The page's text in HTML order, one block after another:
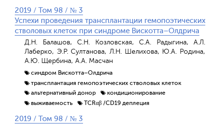
2019 / Том 98 / № 3
Успехи проведения трансплантации гемопоэтических
стволовых клеток при синдроме Вискотта–Олдрича
Д.Н. Балашов, С.Н. Козловская, С.А. Радыгина, А.Л.
Лаберко, Э.Р. Султанова, Л.Н. Шелихова, Ю.А. Родина,
А.Ю. Щербина, А.А. Масчан
синдром Вискотта–Олдрича
трансплантация гемопоэтических стволовых клеток
альтернативный донор
кондиционирование
выживаемость
TCRαβ /CD19 деплеция
2019 / Том 98 / № 3